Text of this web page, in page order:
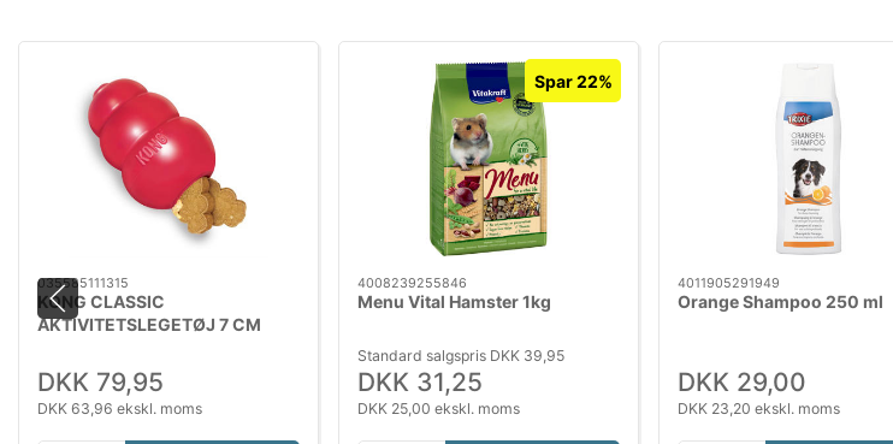
035585111315
KONG CLASSIC
AKTIVITETSLEGETØJ 7 CM
DKK 79,95
DKK 63,96 ekskl. moms
Spar 22%
4008239255846
Menu Vital Hamster 1kg
Standard salgspris DKK 39,95
DKK 31,25
DKK 25,00 ekskl. moms
4011905291949
Orange Shampoo 250 ml
DKK 29,00
DKK 23,20 ekskl. moms